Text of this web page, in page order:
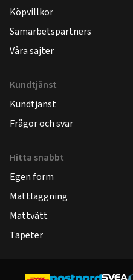
Köpvillkor
Samarbetspartners
Våra sajter
Kundtjänst
Kundtjänst
Frågor och svar
Hitta snabbt
Egen form
Mattläggning
Mattvätt
Tapeter